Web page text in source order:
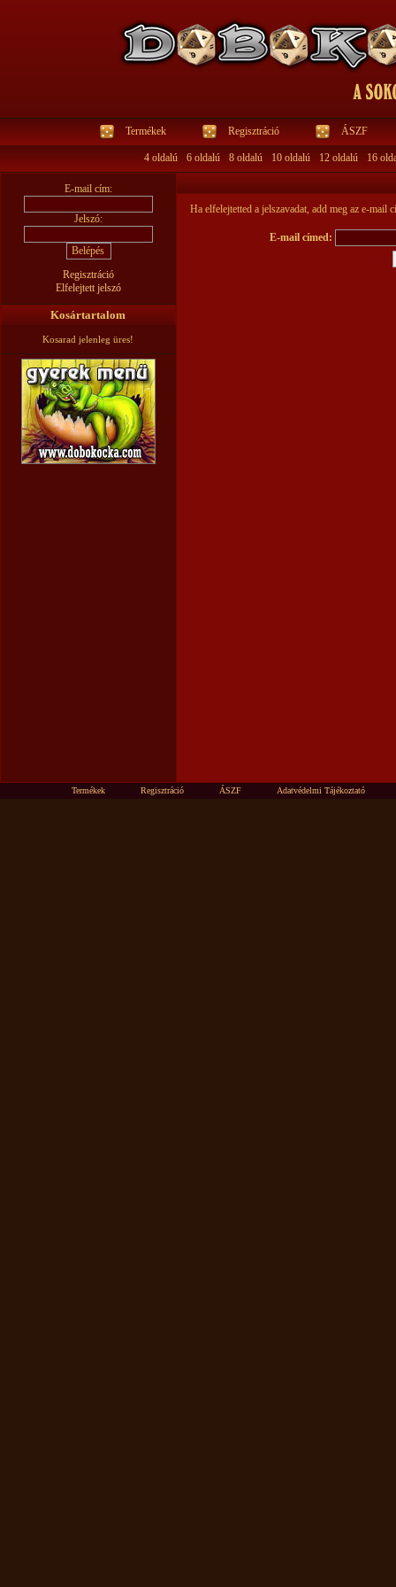
Termékek Regisztráció ÁSZF
4 oldalú 6 oldalú 8 oldalú 10 oldalú 12 oldalú 16
E-mail cím:
Jelszó:
Regisztráció
Elfelejtett jelszó
Kosártartalom
Kosarad jelenleg üres!
Ha elfelejtetted a jelszavadat, add meg az e-mail
E-mail címed:
Termékek Regisztráció ÁSZF Adatvédelmi Tájékoztató